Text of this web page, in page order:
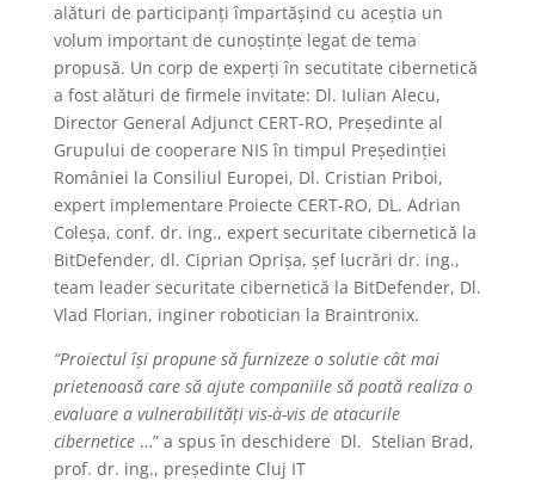
alături de participanți împartășind cu aceștia un
volum important de cunoștințe legat de tema
propusă. Un corp de experți în secutitate cibernetică
a fost alături de firmele invitate: Dl. Iulian Alecu,
Director General Adjunct CERT-RO, Președinte al
Grupului de cooperare NIS în timpul Președinției
României la Consiliul Europei, Dl. Cristian Priboi,
expert implementare Proiecte CERT-RO, DL. Adrian
Coleșa, conf. dr. ing., expert securitate cibernetică la
BitDefender, dl. Ciprian Oprișa, șef lucrări dr. ing.,
team leader securitate cibernetică la BitDefender, Dl.
Vlad Florian, inginer robotician la Braintronix.
“Proiectul își propune să furnizeze o solutie cât mai
prietenoasă care să ajute companiile să poată realiza o
evaluare a vulnerabilități vis-à-vis de atacurile
cibernetice…” a spus în deschidere Dl. Stelian Brad,
prof. dr. ing., președinte Cluj IT